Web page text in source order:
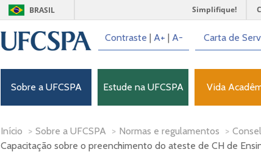
BRASIL Simplifique!
Contraste | A+ | A- Carta de
Sobre a UFCSPA Estude na UFCSPA Vida
Início > Sobre a UFCSPA > Normas e regulamentos >
Capacitação sobre o preenchimento do ateste de CH de